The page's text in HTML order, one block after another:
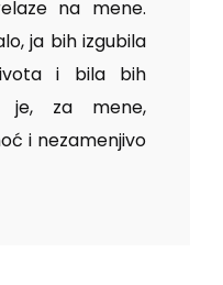
na mene.
ja bih izgubila
i bila bih
je, za mene,
i nezamenjivo